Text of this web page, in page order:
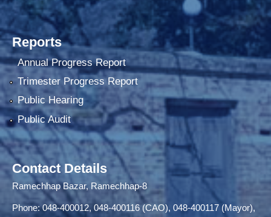
Reports
Annual Progress Report
Trimester Progress Report
Public Hearing
Public Audit
Contact Details
Ramechhap Bazar, Ramechhap-8
Phone: 048-400012, 048-400116 (CAO), 048-400117 (Mayor),